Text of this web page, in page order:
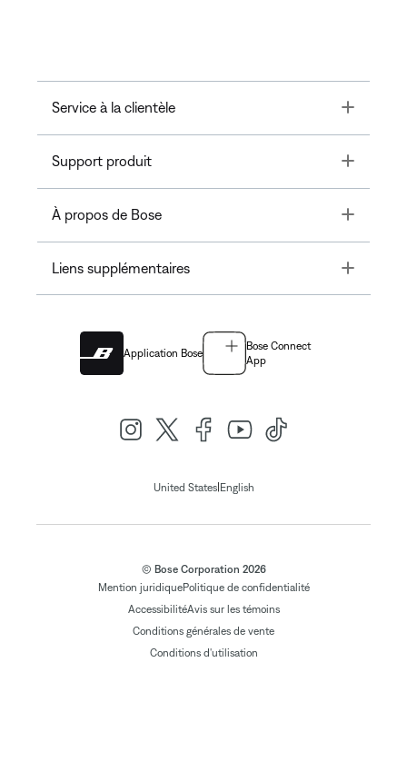
Service à la clientèle Toggle
Support produit Toggle
À propos de Bose Toggle
Liens supplémentaires Toggle
Application Bose
Bose Connect
App
United States| English
© Bose Corporation 2026
Mention juridiquePolitique de confidentialité
AccessibilitéAvis sur les témoins
Conditions générales de vente
Conditions d'utilisation